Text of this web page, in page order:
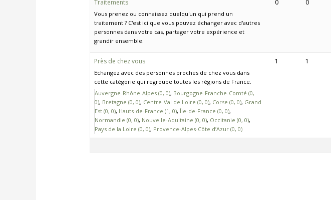
Traitements
Vous prenez ou connaissez quelqu'un qui prend un
traitement ? C'est ici que vous pouvez échanger avec d'autres
personnes dans votre cas, partager votre expérience et
grandir ensemble.
0 0
Près de chez vous
Echangez avec des personnes proches de chez vous dans
cette catégorie qui regroupe toutes les régions de France.
Auvergne-Rhône-Alpes (0, 0) Bourgogne-Franche-Comté (0,
0) Bretagne (0, 0) Centre-Val de Loire (0, 0) Corse (0, 0) Grand
Est (0, 0) Hauts-de-France (1, 0) Île-de-France (0, 0)
Normandie (0, 0) Nouvelle-Aquitaine (0, 0) Occitanie (0, 0)
Pays de la Loire (0, 0) Provence-Alpes-Côte d’Azur (0, 0)
1 1